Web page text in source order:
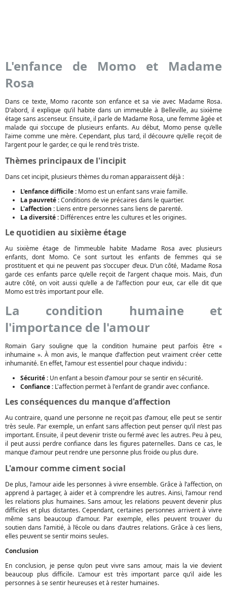
L'enfance de Momo et Madame
Rosa
Dans ce texte, Momo raconte son enfance et sa vie avec Madame Rosa.
D’abord, il explique qu’il habite dans un immeuble à Belleville, au sixième
étage sans ascenseur. Ensuite, il parle de Madame Rosa, une femme âgée et
malade qui s’occupe de plusieurs enfants. Au début, Momo pense qu’elle
l’aime comme une mère. Cependant, plus tard, il découvre qu’elle reçoit de
l’argent pour le garder, ce qui le rend très triste.
Thèmes principaux de l'incipit
Dans cet incipit, plusieurs thèmes du roman apparaissent déjà :
L'enfance difficile : Momo est un enfant sans vraie famille.
La pauvreté :Conditions de vie précaires dans le quartier.
L'affection : Liens entre personnes sans liens de parenté.
La diversité : Différences entre les cultures et les origines.
Le quotidien au sixième étage
Au sixième étage de l’immeuble habite Madame Rosa avec plusieurs
enfants, dont Momo. Ce sont surtout les enfants de femmes qui se
prostituent et qui ne peuvent pas s’occuper d’eux. D’un côté, Madame Rosa
garde ces enfants parce qu’elle reçoit de l’argent chaque mois. Mais, d’un
autre côté, on voit aussi qu’elle a de l’affection pour eux, car elle dit que
Momo est très important pour elle.
La condition humaine et
l'importance de l'amour
Romain Gary souligne que la condition humaine peut parfois être «
inhumaine ». À mon avis, le manque d’affection peut vraiment créer cette
inhumanité. En effet, l’amour est essentiel pour chaque individu :
Sécurité : Un enfant a besoin d’amour pour se sentir en sécurité.
Confiance : L'affection permet à l'enfant de grandir avec confiance.
Les conséquences du manque d'affection
Au contraire, quand une personne ne reçoit pas d’amour, elle peut se sentir
très seule. Par exemple, un enfant sans affection peut penser qu’il n’est pas
important. Ensuite, il peut devenir triste ou fermé avec les autres. Peu à peu,
il peut aussi perdre confiance dans les figures paternelles. Dans ce cas, le
manque d’amour peut rendre une personne plus froide ou plus dure.
L'amour comme ciment social
De plus, l’amour aide les personnes à vivre ensemble. Grâce à l’affection, on
apprend à partager, à aider et à comprendre les autres. Ainsi, l’amour rend
les relations plus humaines. Sans amour, les relations peuvent devenir plus
difficiles et plus distantes. Cependant, certaines personnes arrivent à vivre
même sans beaucoup d’amour. Par exemple, elles peuvent trouver du
soutien dans l’amitié, à l’école ou dans d’autres relations. Grâce à ces liens,
elles peuvent se sentir moins seules.
Conclusion
En conclusion, je pense qu’on peut vivre sans amour, mais la vie devient
beaucoup plus difficile. L’amour est très important parce qu’il aide les
personnes à se sentir heureuses et à rester humaines.